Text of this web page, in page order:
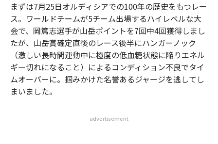
まずは7月25日オルディシアでの100年の歴史をもつレー
ス。ワールドチームが5チーム出場するハイレベルな大
会で、岡篤志選手が山岳ポイントを7回中4回獲得しまし
たが、山岳賞確定直後のレース後半にハンガーノック
（激しい長時間運動中に極度の低血糖状態に陥りエネル
ギー切れになること）によるコンディション不良でタイ
ムオーバーに。掴みかけた名誉あるジャージを逃してし
まいました。
advertisement